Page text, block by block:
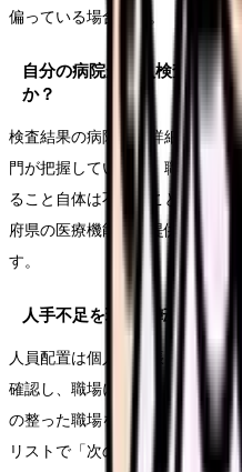
偏っている場合です。
自分の病院が立入検査で何
か？
検査結果の病院別の詳細は原則
門が把握しています。職員とし
ること自体は不当なことではあ
府県の医療機能情報提供制度で
す。
人手不足を理由に転職する
人員配置は個人の頑張りでは変
確認し、職場に伝え、それでも
の整った職場を選ぶことは合理
リストで「次の職場が本当に体